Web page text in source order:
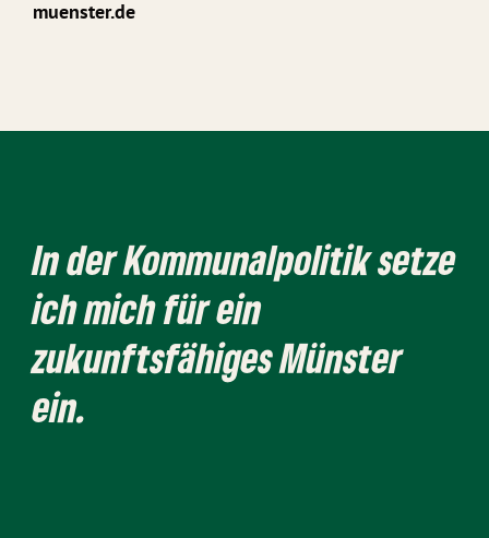
muenster.de
In der Kommunalpolitik setze
ich mich für ein
zukunftsfähiges Münster
ein.